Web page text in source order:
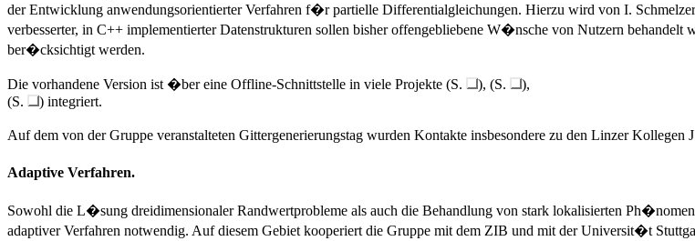
der Entwicklung anwendungsorientierter Verfahren f�r partielle Differentialgleichungen. Hierzu wird von I.
verbesserter, in C++ implementierter Datenstrukturen sollen bisher offengebliebene W�nsche von Nutzern
ber�cksichtigt werden.
Die vorhandene Version ist �ber eine Offline-Schnittstelle in viele Projekte (S. ), (S.
),
(S.
) integriert.
Auf dem von der Gruppe veranstalteten Gittergenerierungstag wurden Kontakte insbesondere zu den Linzer
Adaptive Verfahren.
Sowohl die L�sung dreidimensionaler Randwertprobleme als auch die Behandlung von stark lokalisierten
adaptiver Verfahren notwendig. Auf diesem Gebiet kooperiert die Gruppe mit dem ZIB und mit der Universit�t